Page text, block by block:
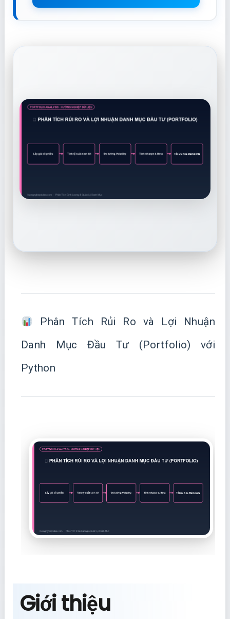
Phân Tích Rủi Ro và Lợi Nhuận
Danh Mục Đầu Tư (Portfolio) với
Python
Giới thiệu